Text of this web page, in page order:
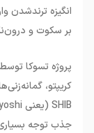
انگیزه ترندشدن
بر سکوت و
پروژه تسوکا
کریپتو،
SHIB (یعنی
جذب توجه بسیاری